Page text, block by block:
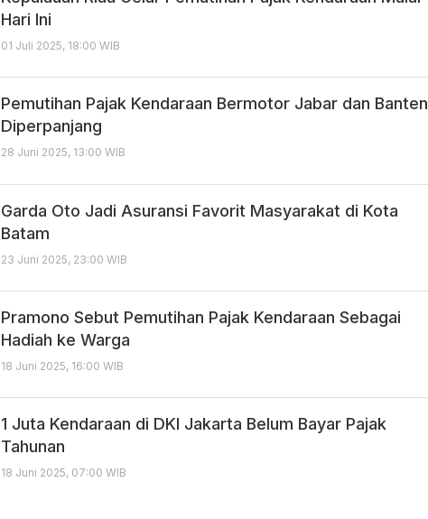
Hari Ini
01 Juli 2025, 18:00 WIB
Pemutihan Pajak Kendaraan Bermotor Jabar dan Banten
Diperpanjang
28 Juni 2025, 13:00 WIB
Garda Oto Jadi Asuransi Favorit Masyarakat di Kota
Batam
23 Juni 2025, 23:00 WIB
Pramono Sebut Pemutihan Pajak Kendaraan Sebagai
Hadiah ke Warga
18 Juni 2025, 16:00 WIB
1 Juta Kendaraan di DKI Jakarta Belum Bayar Pajak
Tahunan
18 Juni 2025, 07:00 WIB